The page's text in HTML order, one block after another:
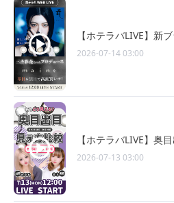
【ホテラバLIVE】新
2026-07-14 03:00
【ホテラバLIVE】奥
2026-07-13 03:00